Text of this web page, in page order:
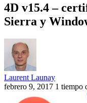
4D v15.4 –
Sierra y
Laurent Launay
febrero 9, 2017 1 tiempo